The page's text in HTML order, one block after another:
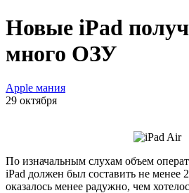
Новые iPad
много ОЗУ
Apple мания
29 октября
По изначальным слухам объем
iPad должен был составить не менее
оказалось менее радужно, чем